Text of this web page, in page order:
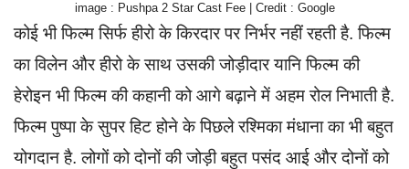
image : Pushpa 2 Star Cast Fee | Credit : Google
कोई भी फिल्म सिर्फ हीरो के किरदार पर निर्भर नहीं रहती है. फिल्म
का विलेन और हीरो के साथ उसकी जोड़ीदार यानि फिल्म की
हेरोइन भी फिल्म की कहानी को आगे बढ़ाने में अहम रोल निभाती है.
फिल्म पुष्पा के सुपर हिट होने के पिछले रश्मिका मंधाना का भी बहुत
योगदान है. लोगों को दोनों की जोड़ी बहुत पसंद आई और दोनों को